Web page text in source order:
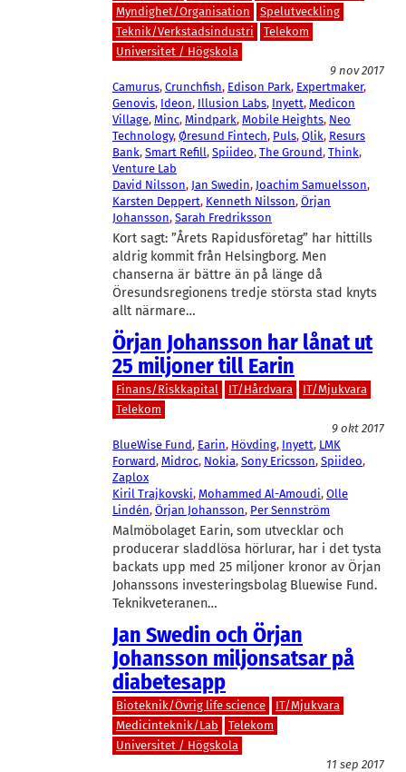
Myndighet/Organisation
Spelutveckling
Teknik/Verkstadsindustri
Telekom
Universitet / Högskola
9 nov 2017
Camurus, Crunchfish, Edison Park, Expertmaker
Genovis, Ideon, Illusion Labs, Inyett, Medicon
Village, Minc, Mindpark, Mobile Heights, Neo
Technology, Øresund Fintech, Puls, Qlik, Resurs
Bank, Smart Refill, Spiideo, The Ground, Think
Venture Lab
David Nilsson, Jan Swedin, Joachim Samuelsson
Karsten Deppert, Kenneth Nilsson, Örjan
Johansson, Sarah Fredriksson
Kort sagt: ”Årets Rapidusföretag” har hittills
aldrig kommit från Helsingborg. Men
chanserna är bättre än på länge då
Öresundsregionens tredje största stad knyts
allt närmare…
Örjan Johansson har lånat ut
25 miljoner till Earin
Finans/Riskkapital IT/Hårdvara
IT/Mjukvara
Telekom
9 okt 2017
BlueWise Fund, Earin, Hövding, Inyett, LMK
Forward, Midroc, Nokia, Sony Ericsson, Spiideo
Zaplox
Kiril Trajkovski, Mohammed Al-Amoudi, Olle
Lindén, Örjan Johansson, Per Sennström
Malmöbolaget Earin, som utvecklar och
producerar sladdlösa hörlurar, har i det tysta
backats upp med 25 miljoner kronor av Örjan
Johanssons investeringsbolag Bluewise Fund.
Teknikveteranen…
Jan Swedin och Örjan
Johansson miljonsatsar på
diabetesapp
Bioteknik/Övrig life science
IT/Mjukvara
Medicinteknik/Lab
Telekom
Universitet / Högskola
11 sep 2017